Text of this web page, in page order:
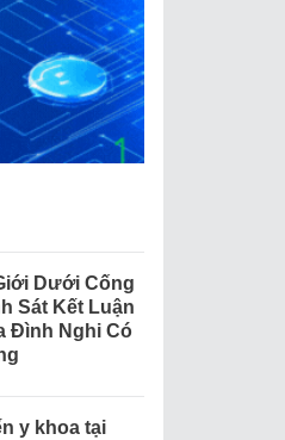
Dưới Cống
Sát Kết Luận
Đình Nghi Có
y khoa tại